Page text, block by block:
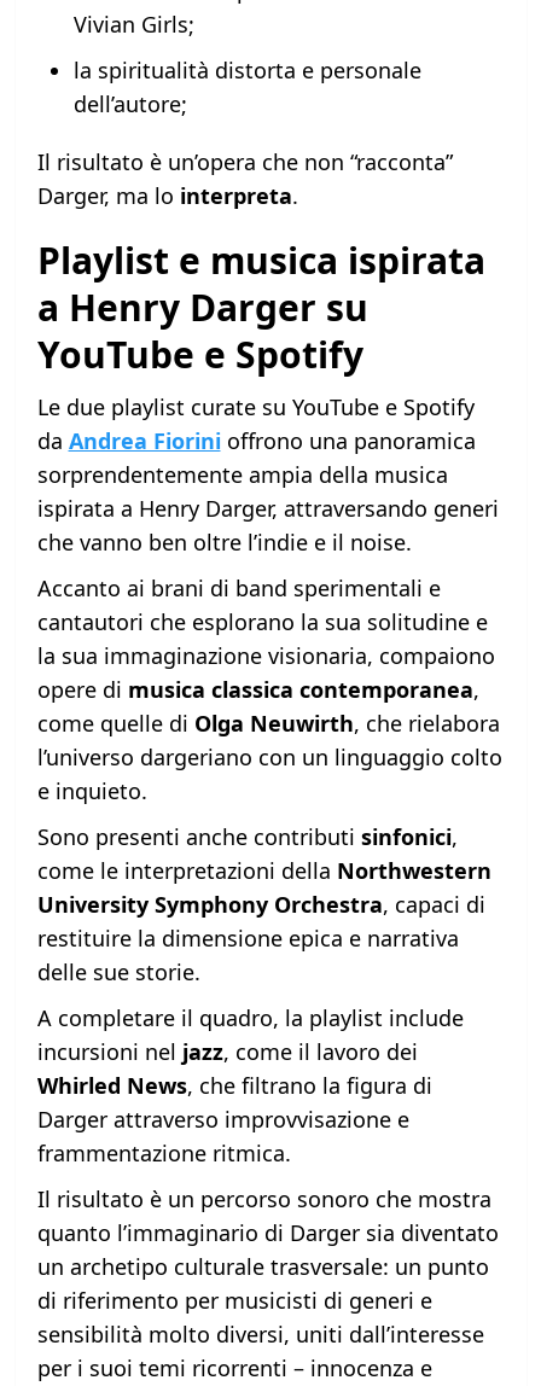
Vivian Girls;
la spiritualità distorta e personale
dell’autore;
Il risultato è un’opera che non “racconta”
Darger, ma lo interpreta.
Playlist e musica ispirata
a Henry Darger su
YouTube e Spotify
Le due playlist curate su YouTube e Spotify
da Andrea Fiorinioffrono una panoramica
sorprendentemente ampia della musica
ispirata a Henry Darger, attraversando generi
che vanno ben oltre l’indie e il noise.
Accanto ai brani di band sperimentali e
cantautori che esplorano la sua solitudine e
la sua immaginazione visionaria, compaiono
opere di musica classica contemporanea,
come quelle di Olga Neuwirth, che rielabora
l’universo dargeriano con un linguaggio colto
e inquieto.
Sono presenti anche contributi sinfonici,
come le interpretazioni della Northwestern
University Symphony Orchestra, capaci di
restituire la dimensione epica e narrativa
delle sue storie.
A completare il quadro, la playlist include
incursioni nel jazz, come il lavoro dei
Whirled News, che filtrano la figura di
Darger attraverso improvvisazione e
frammentazione ritmica.
Il risultato è un percorso sonoro che mostra
quanto l’immaginario di Darger sia diventato
un archetipo culturale trasversale: un punto
di riferimento per musicisti di generi e
sensibilità molto diversi, uniti dall’interesse
per i suoi temi ricorrenti – innocenza e